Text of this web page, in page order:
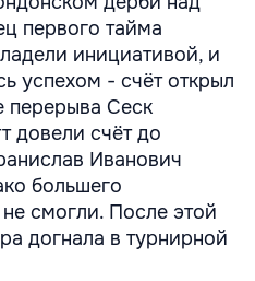
первого тайма
инициативой, и
успехом - счёт открыл
перерыва Сеск
довели счёт до
Иванович
большего
смогли. После этой
догнала в турнирной